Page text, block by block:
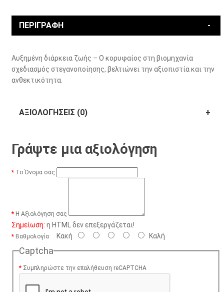
ΠΕΡΙΓΡΑΦΉ
Αυξημένη διάρκεια ζωής – Ο κορυφαίος στη βιομηχανία
σχεδιασμός στεγανοποίησης, βελτιώνει την αξιοπιστία και την
ανθεκτικότητα.
ΑΞΙΟΛΟΓΉΣΕΙΣ (0)
Γράψτε μια αξιολόγηση
Το Όνομα σας
Η Αξιολόγηση σας
Σημείωση: η HTML δεν επεξεργάζεται!
Βαθμολογία Κακή Καλή
Captcha
Συμπληρώστε την επαλήθευση reCAPTCHA